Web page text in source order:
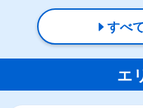
すべ
エ